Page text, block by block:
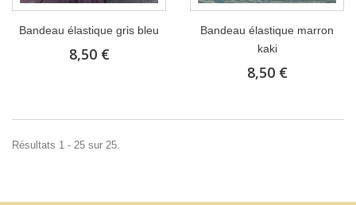
Bandeau élastique gris bleu
8,50 €
Bandeau élastique marron
kaki
8,50 €
Résultats 1 - 25 sur 25.